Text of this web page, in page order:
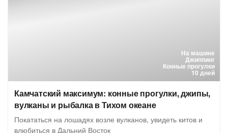
На машине
Джиппинг
Конные прогулки
10 дней
Камчатский максимум: конные прогулки, джипы,
вулканы и рыбалка в Тихом океане
Покататься на лошадях возле вулканов, увидеть китов и
влюбиться в Дальний Восток